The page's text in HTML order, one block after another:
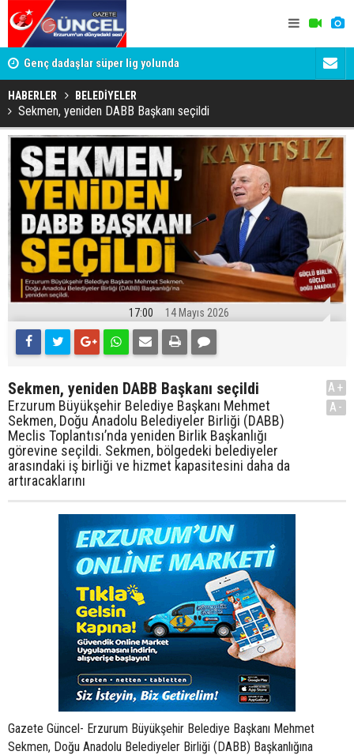
Genç dadaşlar süper lig yolunda 'Bot
HABERLER BELEDİYELER
Sekmen, yeniden DABB Başkanı seçildi
17:00 14 Mayıs 2026
Sekmen, yeniden DABB Başkanı seçildi
Erzurum Büyükşehir Belediye Başkanı Mehmet
Sekmen, Doğu Anadolu Belediyeler Birliği (DABB)
Meclis Toplantısı’nda yeniden Birlik Başkanlığı
görevine seçildi. Sekmen, bölgedeki belediyeler
arasındaki iş birliği ve hizmet kapasitesini daha da
artıracaklarını
A+
A-
Gazete Güncel- Erzurum Büyükşehir Belediye Başkanı Mehmet
Sekmen, Doğu Anadolu Belediyeler Birliği (DABB) Başkanlığına